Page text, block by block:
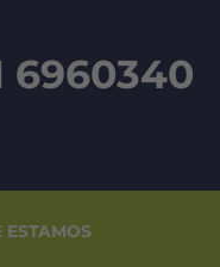
6960340
ESTAMOS